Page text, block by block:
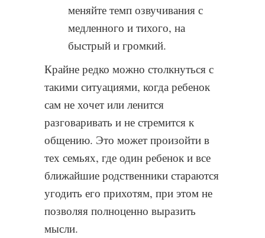
меняйте темп озвучивания с
медленного и тихого, на
быстрый и громкий.
Крайне редко можно столкнуться с
такими ситуациями, когда ребенок
сам не хочет или ленится
разговаривать и не стремится к
общению. Это может произойти в
тех семьях, где один ребенок и все
ближайшие родственники стараются
угодить его прихотям, при этом не
позволяя полноценно выразить
мысли.